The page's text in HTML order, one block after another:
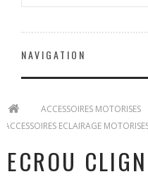
NAVIGATION
ACCESSOIRES MOTORISES
ACCESSOIRES ECLAIRAGE
ECROU